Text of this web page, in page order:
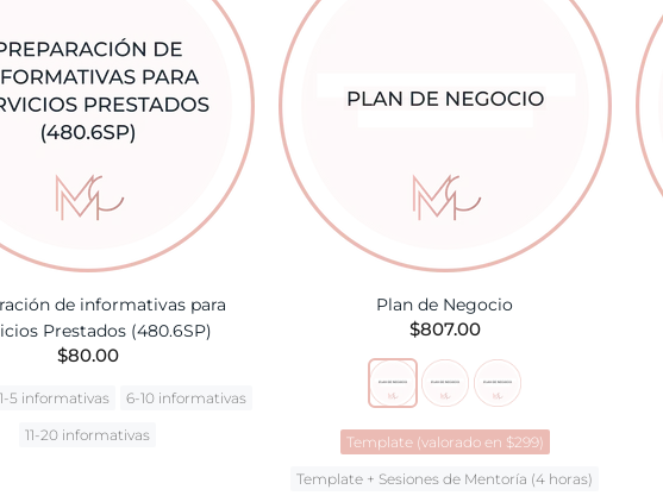
de informativas para
Prestados (480.6SP)
$80.00
1-5 informativas 6-10 informativas
11-20 informativas
Plan de Negocio
$807.00
Template (valorado en $299)
Template + Sesiones de Mentoría (4 horas)